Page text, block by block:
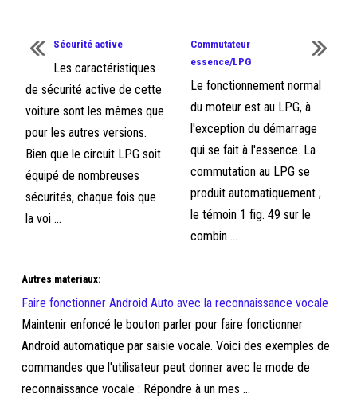
Sécurité active
Les caractéristiques
de sécurité active de cette
voiture sont les mêmes que
pour les autres versions.
Bien que le circuit LPG soit
équipé de nombreuses
sécurités, chaque fois que
la voi ...
Commutateur
essence/LPG
Le fonctionnement normal
du moteur est au LPG, à
l'exception du démarrage
qui se fait à l'essence. La
commutation au LPG se
produit automatiquement ;
le témoin 1 fig. 49 sur le
combin ...
Autres materiaux:
Faire fonctionner Android Auto avec la reconnaissance vocale
Maintenir enfoncé le bouton parler pour faire fonctionner
Android automatique par saisie vocale. Voici des exemples de
commandes que l'utilisateur peut donner avec le mode de
reconnaissance vocale : Répondre à un mes ...